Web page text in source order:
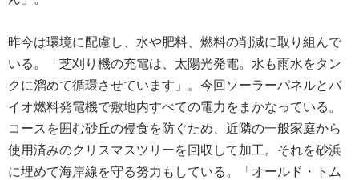
昨今は環境に配慮し、水や肥料、燃料の削減に取り組んで
いる。「芝刈り機の充電は、太陽光発電。水も雨水をタン
クに溜めて循環させています」。今回ソーラーパネルとバ
イオ燃料発電機で敷地内すべての電力をまかなっている。
コースを囲む砂丘の侵食を防ぐため、近隣の一般家庭から
使用済みのクリスマスツリーを回収して加工。それを砂浜
に埋めて海岸線を守る努力もしている。「オールド・トム